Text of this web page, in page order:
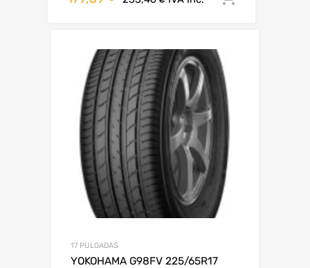
17 PULGADAS
YOKOHAMA G98FV 225/65R17